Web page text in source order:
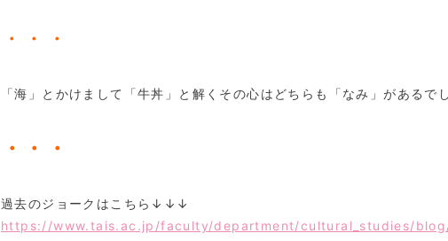
・・・
「海」とかけまして「牛丼」と解くその心はどちらも「なみ」があるで
・・・
過去のジョークはこちら↓↓↓
https://www.tais.ac.jp/faculty/department/cultural_studies/